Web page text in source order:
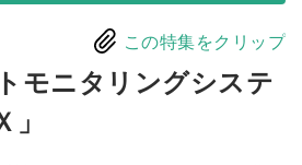
この特集をクリップ
モニタリングシステ